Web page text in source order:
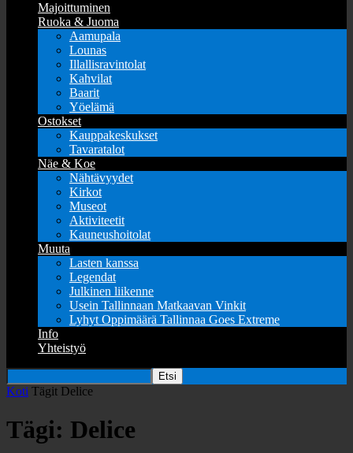
Majoittuminen
Ruoka & Juoma
Aamupala
Lounas
Illallisravintolat
Kahvilat
Baarit
Yöelämä
Ostokset
Kauppakeskukset
Tavaratalot
Näe & Koe
Nähtävyydet
Kirkot
Museot
Aktiviteetit
Kauneushoitolat
Muuta
Lasten kanssa
Legendat
Julkinen liikenne
Usein Tallinnaan Matkaavan Vinkit
Lyhyt Oppimäärä Tallinnaa Goes Extreme
Info
Yhteistyö
Koti Tägit Delice
Tägi: Delice